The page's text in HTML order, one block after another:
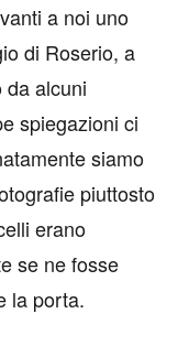
a noi uno
di Roserio, a
da alcuni
spiegazioni ci
siamo
piuttosto
erano
se ne fosse
la porta.